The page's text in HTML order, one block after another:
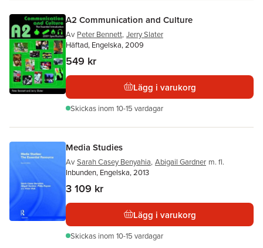
A2 Communication and Culture
Av Peter Bennett, Jerry Slater
Häftad, Engelska, 2009
549 kr
Lägg i varukorg
Skickas inom 10-15 vardagar
Media Studies
Av Sarah Casey Benyahia, Abigail Gardner m. fl.
Inbunden, Engelska, 2013
3 109 kr
Lägg i varukorg
Skickas inom 10-15 vardagar